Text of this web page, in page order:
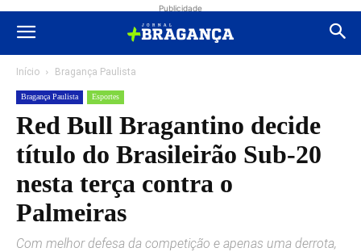
Publicidade
Início Bragança Paulista
Bragança Paulista Esportes
Red Bull Bragantino decide
título do Brasileirão Sub-20
nesta terça contra o
Palmeiras
Com melhor defesa da competição e apenas uma derrota,